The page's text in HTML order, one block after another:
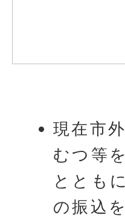
現在市
むつ等
ととも
の振込